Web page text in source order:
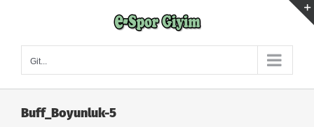
Git...
Buff_Boyunluk-5